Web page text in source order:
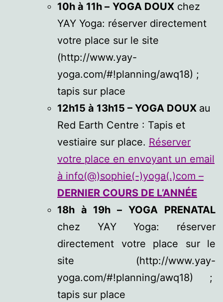
10h à 11h – YOGA DOUX chez
YAY Yoga: réserver directement
votre place sur le site
(http://www.yay-
yoga.com/#!planning/awq18) ;
tapis sur place
12h15 à 13h15 – YOGA DOUX au
Red Earth Centre : Tapis et
vestiaire sur place. Réserver
votre place en envoyant un email
à info(@)sophie(-)yoga(.)com –
DERNIER COURS DE L’ANNÉE
18h à 19h – YOGA PRENATAL
chez YAY Yoga: réserver
directement votre place sur le
site (http://www.yay-
yoga.com/#!planning/awq18) ;
tapis sur place